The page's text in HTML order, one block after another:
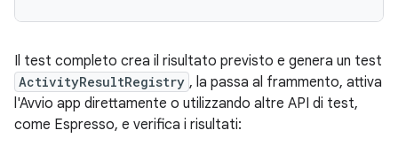
Il test completo crea il risultato previsto e genera un test
ActivityResultRegistry , la passa al frammento, attiva
l'Avvio app direttamente o utilizzando altre API di test,
come Espresso, e verifica i risultati: